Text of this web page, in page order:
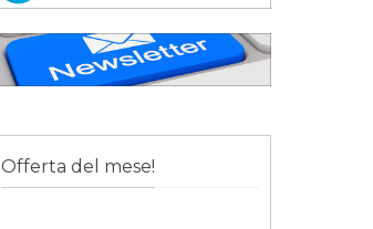
Offerta del mese!